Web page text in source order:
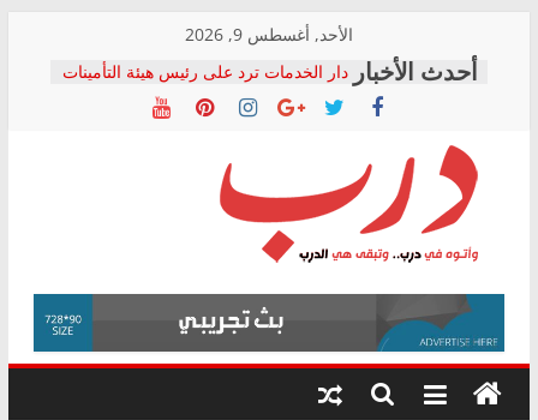
content
الأحد, أغسطس 9, 2026
دار الخدمات ترد على رئيس هيئة التأمينات
بعد مؤتمره الصحفي: إنكار الأزمة لا ينهي
معاناة أصحاب المعاشات.. ونطالب بكشف
فرحات سليمان يكتب: القطاع الصحي إلى
أين؟
حزب التحالف الشعبي يطلق لجنة “الحق
في الصحة” بالإسكندرية لرصد الانتهاكات
ودعم المرضى
الوزاري لمدينة الصحفيين.. وانتهاء أعمال
إنشاء المبنى الإداري
المجلس القومي لحقوق الإنسان يعلن
متابعة قضية الدكتور محمد زهران.. ويؤكد:
قرينة البراءة وضمانات المحاكمة العادلة
درب
وأتوه
درب..
وتبقى
هي